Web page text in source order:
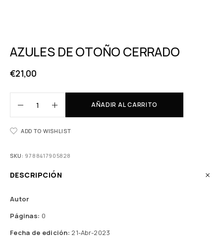
AZULES DE OTOÑO CERRADO
€21,00
AÑADIR AL CARRITO
ADD TO WISHLIST
SKU: 9788417905828
DESCRIPCIÓN
Autor
Páginas: 0
Fecha de edición: 21-Abr-2023